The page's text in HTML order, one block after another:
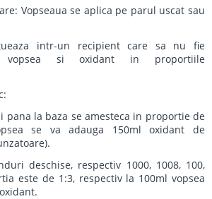
Vopseaua se aplica pe parul uscat sau
intr-un recipient care sa nu fie
vopsea si oxidant in proportiile
pana la baza se amesteca in proportie de
se va adauga 150ml oxidant de
deschise, respectiv 1000, 1008, 100,
este de 1:3, respectiv la 100ml vopsea